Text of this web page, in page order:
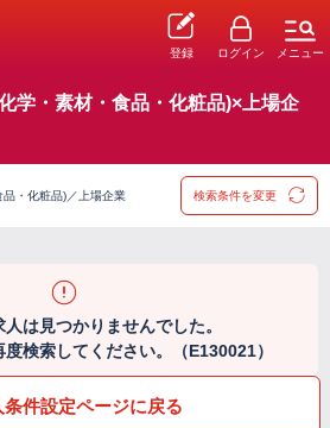
登録 ログイン メニュー
学・素材・食品・化粧品)×上場企
・化粧品)／上場企業 検索条件を変更
は見つかりませんでした。
検索してください。（E130021）
条件設定ページに戻る